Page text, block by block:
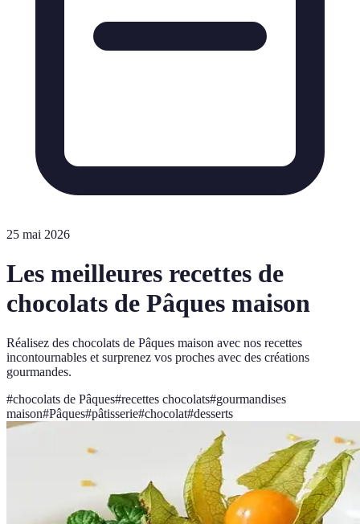
25 mai 2026
Les meilleures recettes de
chocolats de Pâques maison
Réalisez des chocolats de Pâques maison avec nos recettes
incontournables et surprenez vos proches avec des créations
gourmandes.
#chocolats de Pâques#recettes chocolats#gourmandises
maison#Pâques#pâtisserie#chocolat#desserts